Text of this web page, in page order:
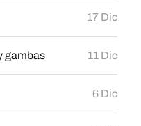
17 Dic
gambas 11 Dic
6 Dic